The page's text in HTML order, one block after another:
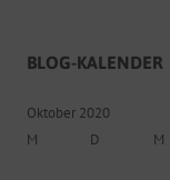
BLOG-KALENDER
Oktober 2020
M
D M